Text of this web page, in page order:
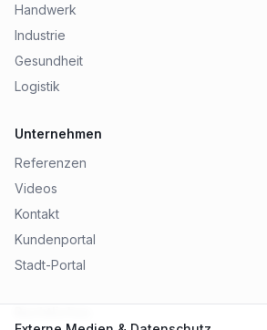
Handwerk
Industrie
Gesundheit
Logistik
Unternehmen
Referenzen
Videos
Kontakt
Kundenportal
Stadt-Portal